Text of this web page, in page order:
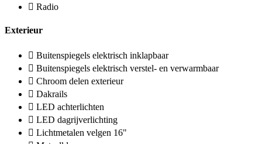
Radio
Exterieur
Buitenspiegels elektrisch inklapbaar
Buitenspiegels elektrisch verstel- en verwarmbaar
Chroom delen exterieur
Dakrails
LED achterlichten
LED dagrijverlichting
Lichtmetalen velgen 16"